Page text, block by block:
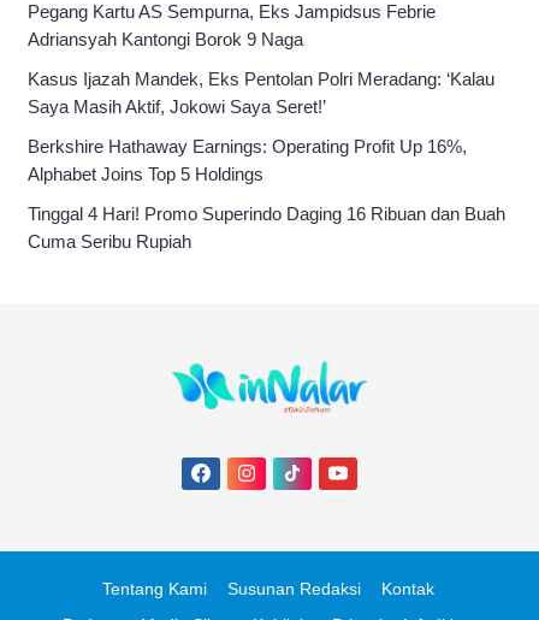
Pegang Kartu AS Sempurna, Eks Jampidsus Febrie
Adriansyah Kantongi Borok 9 Naga
Kasus Ijazah Mandek, Eks Pentolan Polri Meradang: ‘Kalau
Saya Masih Aktif, Jokowi Saya Seret!’
Berkshire Hathaway Earnings: Operating Profit Up 16%,
Alphabet Joins Top 5 Holdings
Tinggal 4 Hari! Promo Superindo Daging 16 Ribuan dan Buah
Cuma Seribu Rupiah
Tentang Kami Susunan Redaksi
Kontak